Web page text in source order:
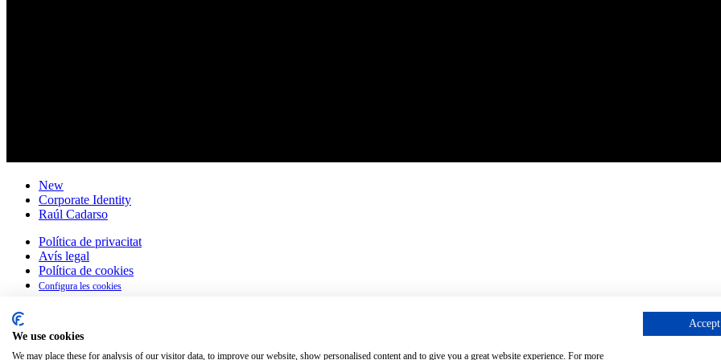
New
Corporate Identity
Raúl Cadarso
Política de privacitat
Avís legal
Política de cookies
Configura les cookies
English
Español(Spanish)
We use cookies
We may place these for analysis of our visitor data, to improve our website, show personalised content and to give you a great website experience. For more